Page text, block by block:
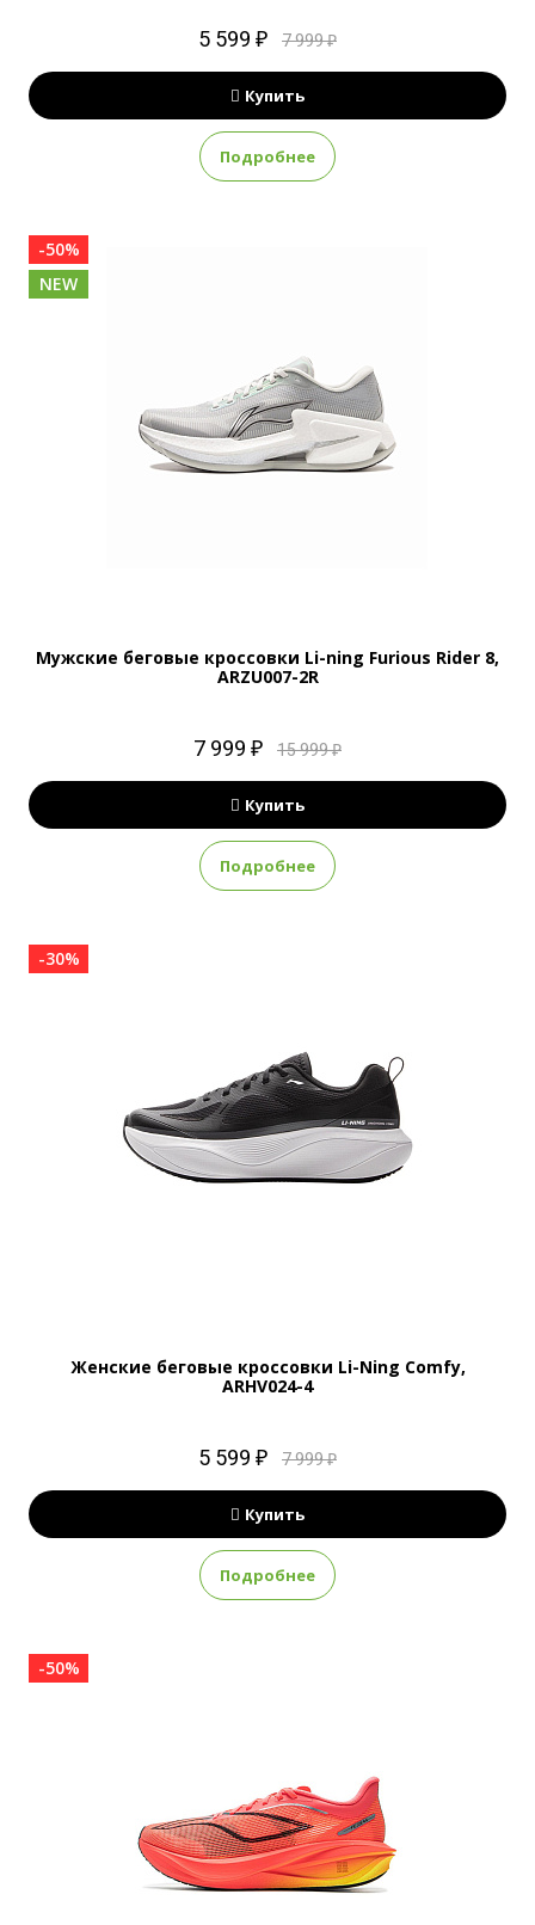
5 599 ₽ 7 999 ₽
Купить
Подробнее
-50%
NEW
Мужские беговые кроссовки Li-ning Furious Rider 8,
ARZU007-2R
7 999 ₽ 15 999 ₽
Купить
Подробнее
-30%
Женские беговые кроссовки Li-Ning Comfy,
ARHV024-4
5 599 ₽ 7 999 ₽
Купить
Подробнее
-50%